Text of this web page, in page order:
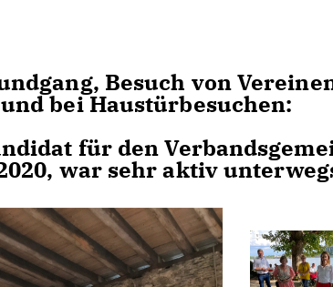
Besuch von
bei Haustürbesuchen:
für den
war sehr aktiv